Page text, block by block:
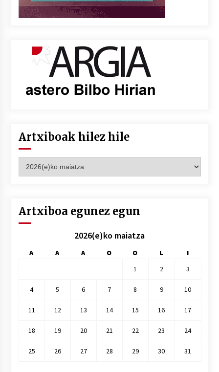
Artxiboak hilez hile
hilez
Artxiboa egunez egun
2026(e)ko maiatza
A A A O O L
I
1
2 3
4 5 6 7 8 9 10
11 12 13 14 15 16 17
18 19 20 21 22 23 24
25 26 27 28 29 30 31